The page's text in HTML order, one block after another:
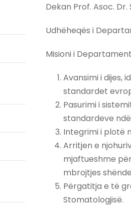
Dekan Prof. Asoc.
Udhëheqës i
Misioni i
Avansimi i dijes,
standardet
Pasurimi i
standardeve
Integrimi i plotë
Arritjen e
mjaftueshme
mbrojtjes
Përgatitja e të
Stomatologjisë.